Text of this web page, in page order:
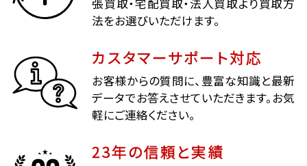
張買取・宅配買取・法人買取より買取方
法をお選びいただけます。
カスタマーサポート対応
お客様からの質問に、豊富な知識と最新
データでお答えさせていただきます。お気
軽にご連絡ください。
23年の信頼と実績